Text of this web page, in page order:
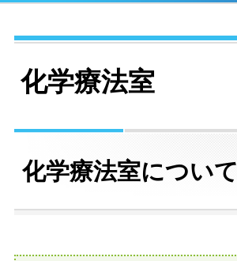
化学療法室
化学療法室について